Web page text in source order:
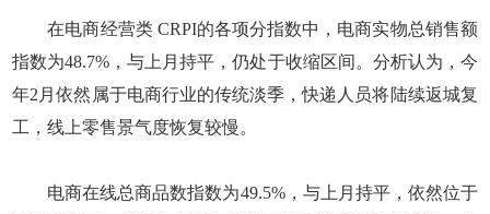
在电商经营类 CRPI的各项分指数中，电商实物总销售额
指数为48.7%，与上月持平，仍处于收缩区间。分析认为，今
年2月依然属于电商行业的传统淡季，快递人员将陆续返城复
工，线上零售景气度恢复较慢。
电商在线总商品数指数为49.5%，与上月持平，依然位于